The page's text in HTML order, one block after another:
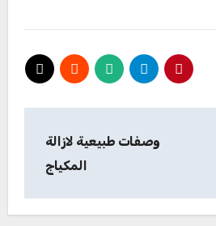
وصفات طبيعية لازالة
المكياج